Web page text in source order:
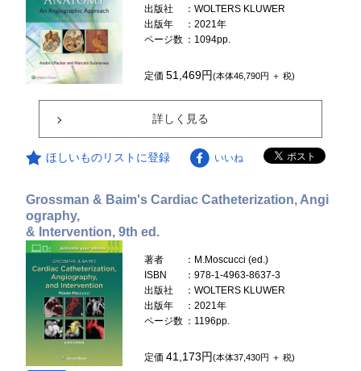
出版社
：WOLTERS KLUWER
出版年
：2021年
ページ数 ：1094pp.
定価51,469円(本体46,790円 ＋ 税)
詳しく見る
ほしいものリストに登録 いいね
Grossman & Baim's Cardiac Catheterization, Angi
ography,
& Intervention, 9th ed.
著者
：M.Moscucci (ed.)
ISBN
：978-1-4963-8637-3
出版社
：WOLTERS KLUWER
出版年
：2021年
ページ数 ：1196pp.
定価41,173円(本体37,430円 ＋ 税)